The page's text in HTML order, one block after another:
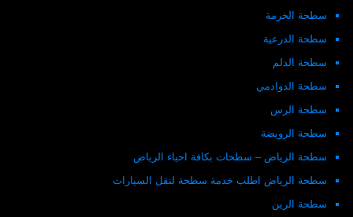
سطحة الخرمة
سطحة الدرعية
سطحة الدلم
سطحة الدوادمي
سطحة الرس
سطحة الرويضة
سطحة الرياض – سطحات بكافة احياء الرياض
سطحة الرياض اطلب خدمة سطحة لنقل السيارات
سطحة الرين